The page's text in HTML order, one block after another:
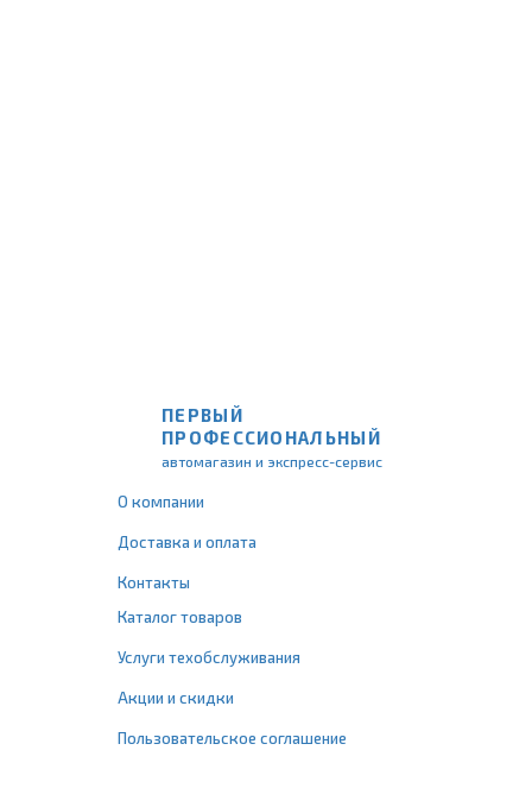
ПЕРВЫЙ
ПРОФЕССИОНАЛЬНЫЙ
автомагазин и экспресс-сервис
О компании
Доставка и оплата
Контакты
Каталог товаров
Услуги техобслуживания
Акции и скидки
Пользовательское соглашение